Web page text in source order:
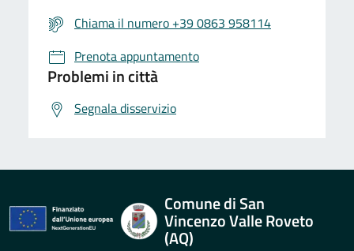
Chiama il numero +39 0863 958114
Prenota appuntamento
Problemi in città
Segnala disservizio
Comune di San
Vincenzo Valle Roveto
(AQ)